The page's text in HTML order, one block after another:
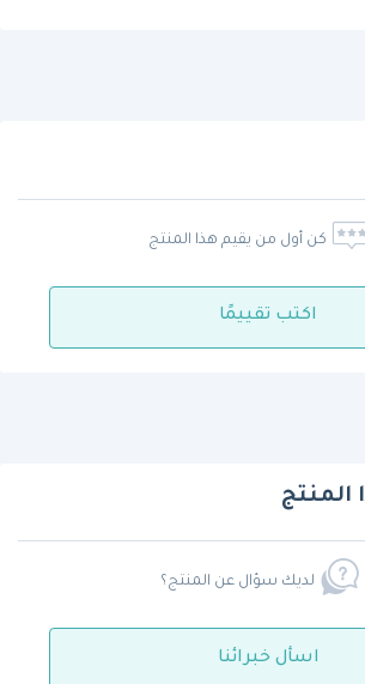
كن أول من يقيم هذا المنتج
اكتب تقييمًا
المنتج
لديك سؤال عن المنتج؟
اسأل خبرائنا